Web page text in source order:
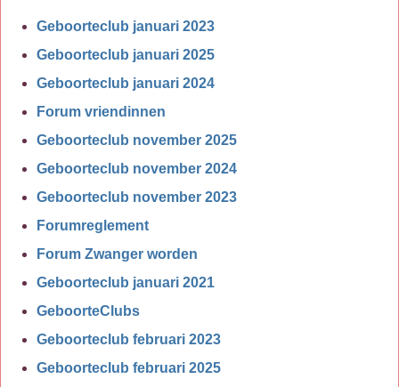
Geboorteclub januari 2023
Geboorteclub januari 2025
Geboorteclub januari 2024
Forum vriendinnen
Geboorteclub november 2025
Geboorteclub november 2024
Geboorteclub november 2023
Forumreglement
Forum Zwanger worden
Geboorteclub januari 2021
GeboorteClubs
Geboorteclub februari 2023
Geboorteclub februari 2025